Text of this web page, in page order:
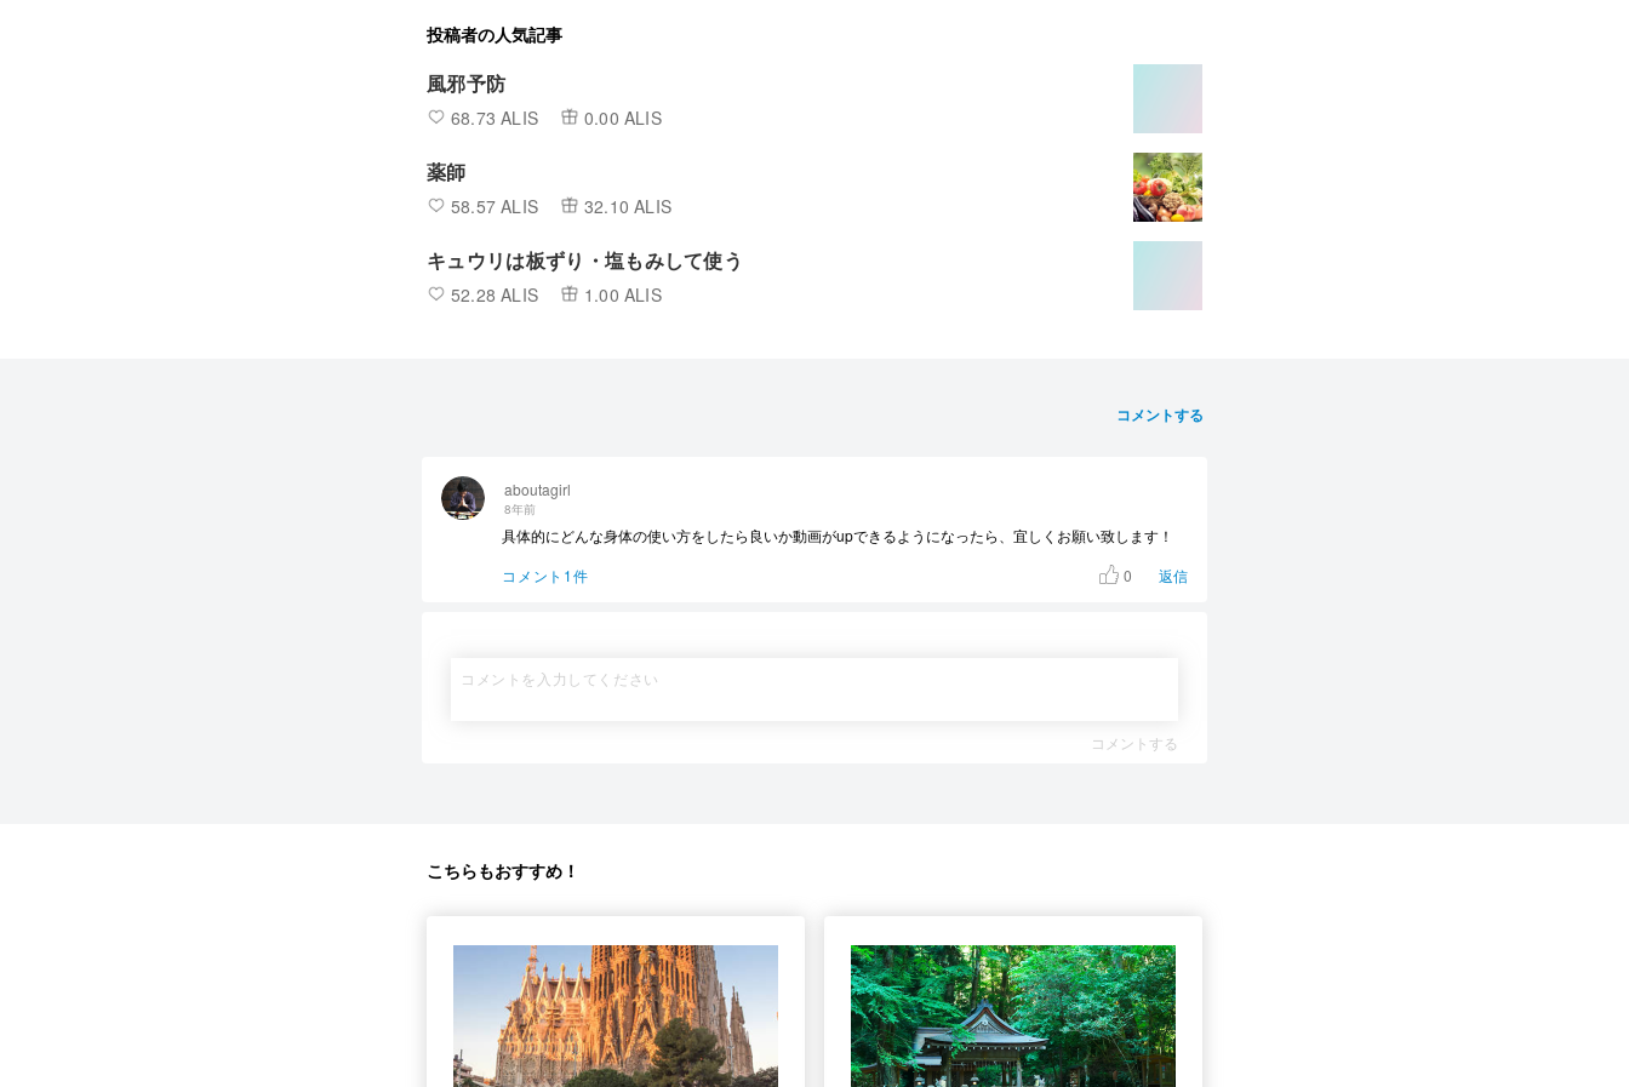
投稿者の人気記事
風邪予防
68.73 ALIS 0.00 ALIS
薬師
58.57 ALIS 32.10 ALIS
キュウリは板ずり・塩もみして使う
52.28 ALIS 1.00 ALIS
コメントする
aboutagirl
8年前
具体的にどんな身体の使い方をしたら良いか動画がupできるようになったら、宜しくお願い致します！
コメント1件
0 返信
コメントする
こちらもおすすめ！